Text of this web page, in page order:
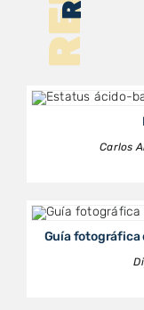
Carlos
Guía fotográfica